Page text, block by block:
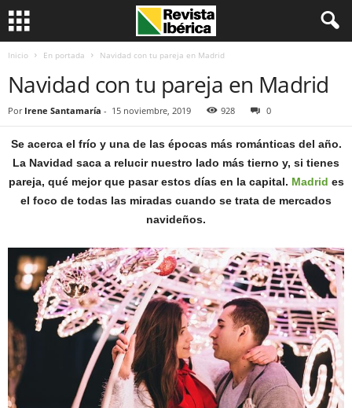
Inicio En portada Navidad con tu pareja en Madrid
Navidad con tu pareja en Madrid
Por Irene Santamaría - 15 noviembre, 2019 928 0
Se acerca el frío y una de las épocas más románticas del año.
La Navidad saca a relucir nuestro lado más tierno y, si tienes
pareja, qué mejor que pasar estos días en la capital. Madrid es
el foco de todas las miradas cuando se trata de mercados
navideños.